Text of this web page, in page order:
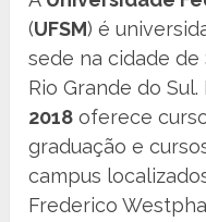
(UFSM) é
sede na cidade
Rio Grande do
2018 oferece
graduação e
campus
Frederico